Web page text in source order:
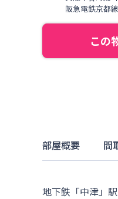
阪急電鉄京都線
この
部屋概要 間
地下鉄「中津」